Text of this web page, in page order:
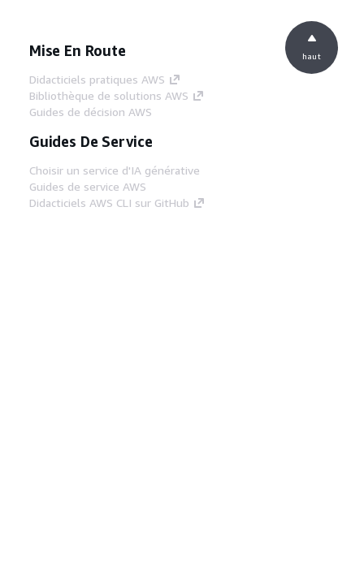
Mise En Route
Didacticiels pratiques AWS
Bibliothèque de solutions AWS
Guides de décision AWS
Guides De Service
Choisir un service d'IA générative
Guides de service AWS
Didacticiels AWS CLI sur GitHub
haut